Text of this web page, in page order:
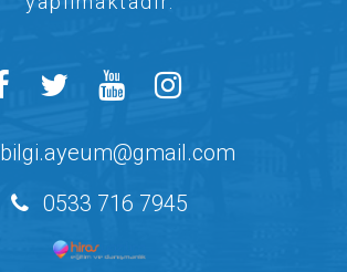
bilgi.ayeum@gmail.com
0533 716 7945